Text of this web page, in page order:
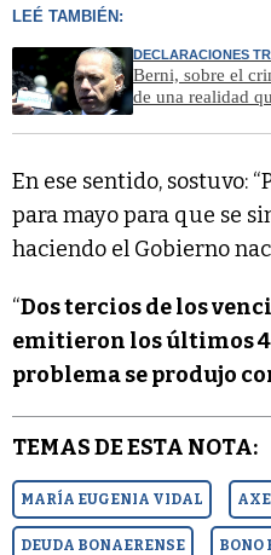
LEÉ TAMBIÉN:
DECLARACIONES
Berni, sobre el
de una realidad
En ese sentido, sostuvo:
para mayo para que se
haciendo el Gobierno
“Dos tercios de los
emitieron los últimos
problema se produjo
TEMAS DE ESTA NOTA:
MARÍA EUGENIA VIDAL
DEUDA BONAERENSE BONO